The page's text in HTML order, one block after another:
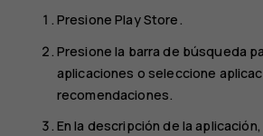
PresionePlay Store.
Presione la barra de búsqueda
aplicaciones o seleccione
recomendaciones.
En la descripción de la